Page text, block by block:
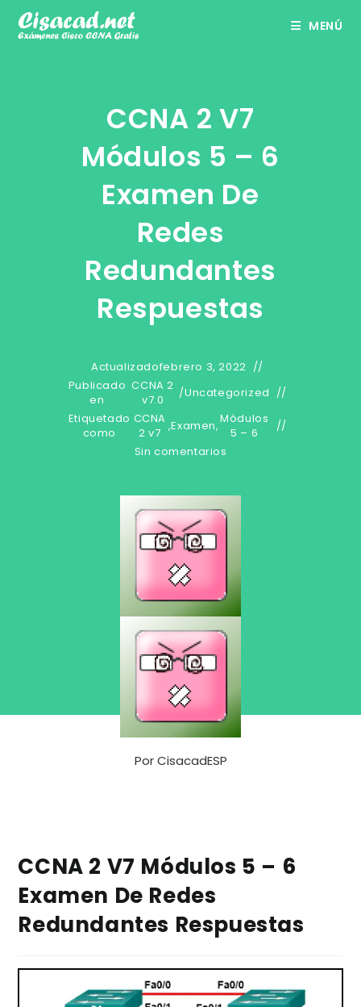
MENÚ
CCNA 2 V7
Módulos 5 – 6
Examen De
Redes
Redundantes
Respuestas
Actualizadofebrero 3, 2022
Publicado
en
CCNA 2
v7.0
/Uncategorized
Etiquetado
como
CCNA
2 v7 ,Examen,Módulos
5 – 6
Sin comentarios
PorCisacadESP
CCNA 2 V7 Módulos 5 – 6
Examen De Redes
Redundantes Respuestas